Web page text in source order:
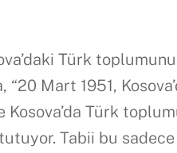
Türk
Mart 1951,
Kosova’da Türk
Tabii bu sadece